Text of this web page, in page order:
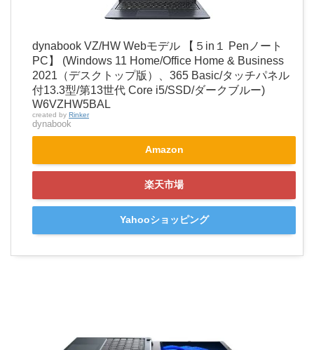
dynabook VZ/HW Webモデル 【５in１ Penノート
PC】 (Windows 11 Home/Office Home & Business
2021（デスクトップ版）、365 Basic/タッチパネル
付13.3型/第13世代 Core i5/SSD/ダークブルー)
W6VZHW5BAL
created by Rinker
dynabook
Amazon
楽天市場
Yahooショッピング